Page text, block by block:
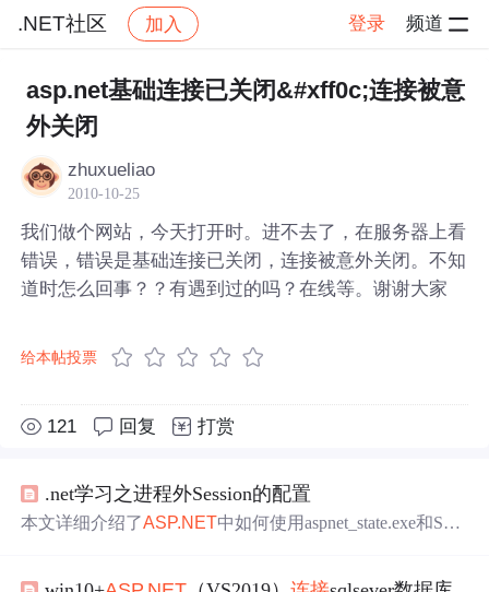
.NET社区 加入 登录 频道
.NET社区 帖子详情
asp.net基础连接已关闭&#xff0c;连接被意
外关闭
zhuxueliao
2010-10-25
我们做个网站，今天打开时。进不去了，在服务器上看
错误，错误是基础连接已关闭，连接被意外关闭。不知
道时怎么回事？？有遇到过的吗？在线等。谢谢大家
给本帖投票
121 回复 打赏
.net学习之进程外Session的配置
本文详细介绍了ASP.NET中如何使用aspnet_state.exe和SQL